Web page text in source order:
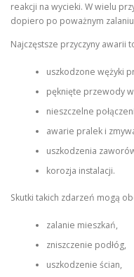
reakcji na wycieki. W wielu
dopiero po poważnym
Najczęstsze przyczyny awarii
uszkodzone wężyki
pęknięte przewody
nieszczelne
awarie pralek i
uszkodzenia
korozja instalacji.
Skutki takich zdarzeń mogą
zalanie mieszkań,
zniszczenie podłóg,
uszkodzenie ścian,